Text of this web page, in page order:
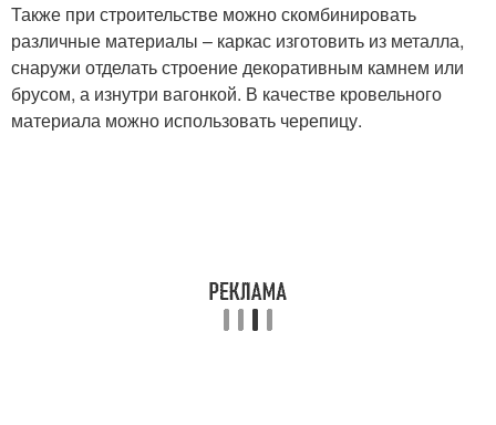
Также при строительстве можно скомбинировать
различные материалы – каркас изготовить из металла,
снаружи отделать строение декоративным камнем или
брусом, а изнутри вагонкой. В качестве кровельного
материала можно использовать черепицу.